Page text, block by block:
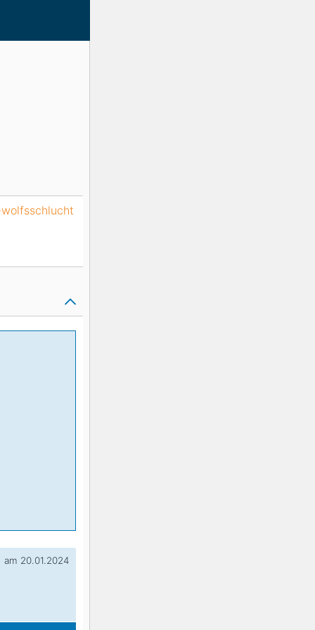
am 20.01.2024